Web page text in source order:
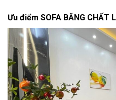
Ưu điểm SOFA BĂNG CHẤT